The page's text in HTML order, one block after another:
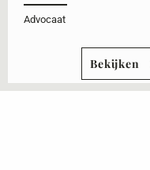
Advocaat
Bekijken